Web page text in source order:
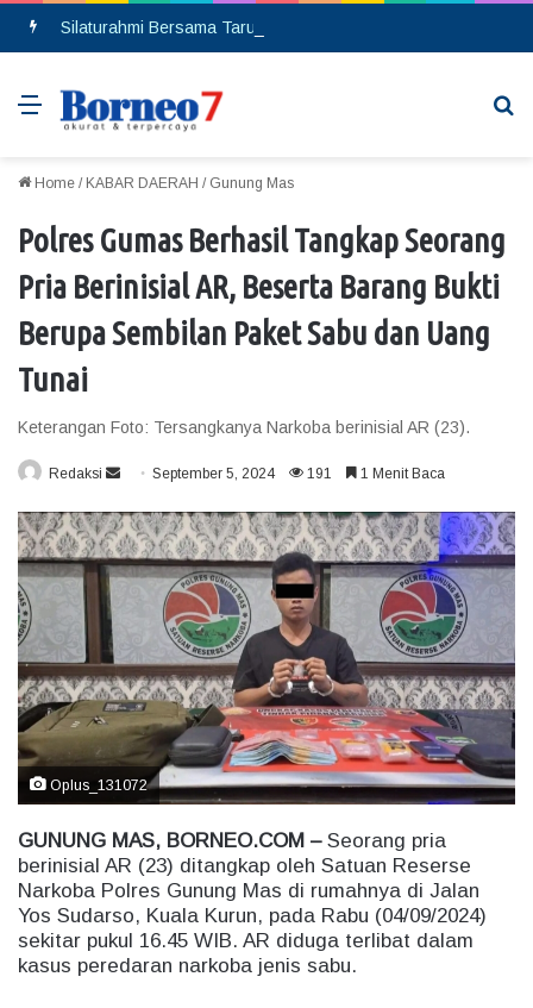
Menu
Home / KABAR DAERAH / Gunung Mas
Polres Gumas Berhasil Tangkap Seorang
Pria Berinisial AR, Beserta Barang Bukti
Berupa Sembilan Paket Sabu dan Uang
Tunai
Keterangan Foto: Tersangkanya Narkoba berinisial AR (23).
Redaksi
n
d
m
a
i
l
September 5, 2024 191 1 Menit Baca
Oplus_131072
GUNUNG MAS, BORNEO.COM –Seorang pria
berinisial AR (23) ditangkap oleh Satuan Reserse
Narkoba Polres Gunung Mas di rumahnya di Jalan
Yos Sudarso, Kuala Kurun, pada Rabu (04/09/2024)
sekitar pukul 16.45 WIB. AR diduga terlibat dalam
kasus peredaran narkoba jenis sabu.